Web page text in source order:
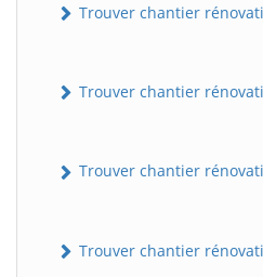
Trouver chantier
Trouver chantier
Trouver chantier
Trouver chantier